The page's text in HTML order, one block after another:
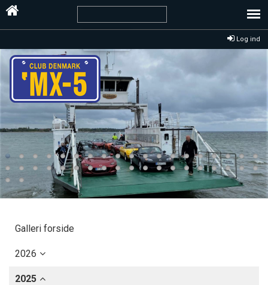
Log ind
Galleri forside
2026
2025